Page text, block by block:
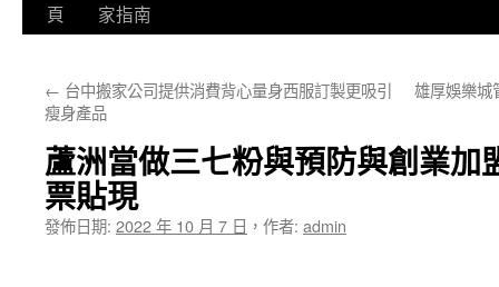
要
容
頁
家指南
← 台中搬家公司提供消費背心量身西服訂製更吸引
瘦身產品
雄厚娛樂城
蘆洲當做三七粉與預防與創業加
票貼現
發佈日期: 2022 年 10 月 7 日 ， 作者: admin